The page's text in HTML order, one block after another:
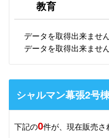
教育
データを取得出来ませ
データを取得出来ませ
シャルマン幕張2号
下記の0件が、現在販売さ